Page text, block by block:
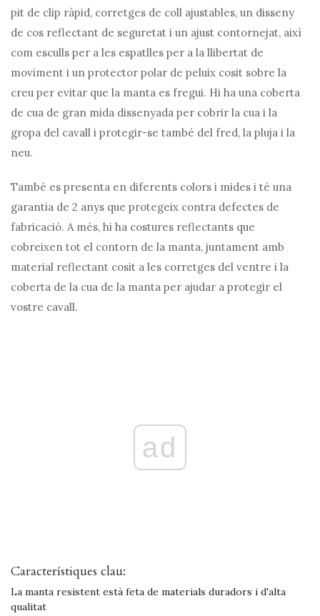
pit de clip ràpid, corretges de coll ajustables, un disseny
de cos reflectant de seguretat i un ajust contornejat, així
com esculls per a les espatlles per a la llibertat de
moviment i un protector polar de peluix cosit sobre la
creu per evitar que la manta es fregui. Hi ha una coberta
de cua de gran mida dissenyada per cobrir la cua i la
gropa del cavall i protegir-se també del fred, la pluja i la
neu.
També es presenta en diferents colors i mides i té una
garantia de 2 anys que protegeix contra defectes de
fabricació. A més, hi ha costures reflectants que
cobreixen tot el contorn de la manta, juntament amb
material reflectant cosit a les corretges del ventre i la
coberta de la cua de la manta per ajudar a protegir el
vostre cavall.
ad
Característiques clau:
La manta resistent està feta de materials duradors i d'alta
qualitat